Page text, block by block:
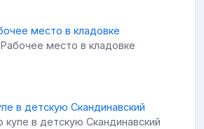
Рабочее место в кладовке
в детскую Скандинавский